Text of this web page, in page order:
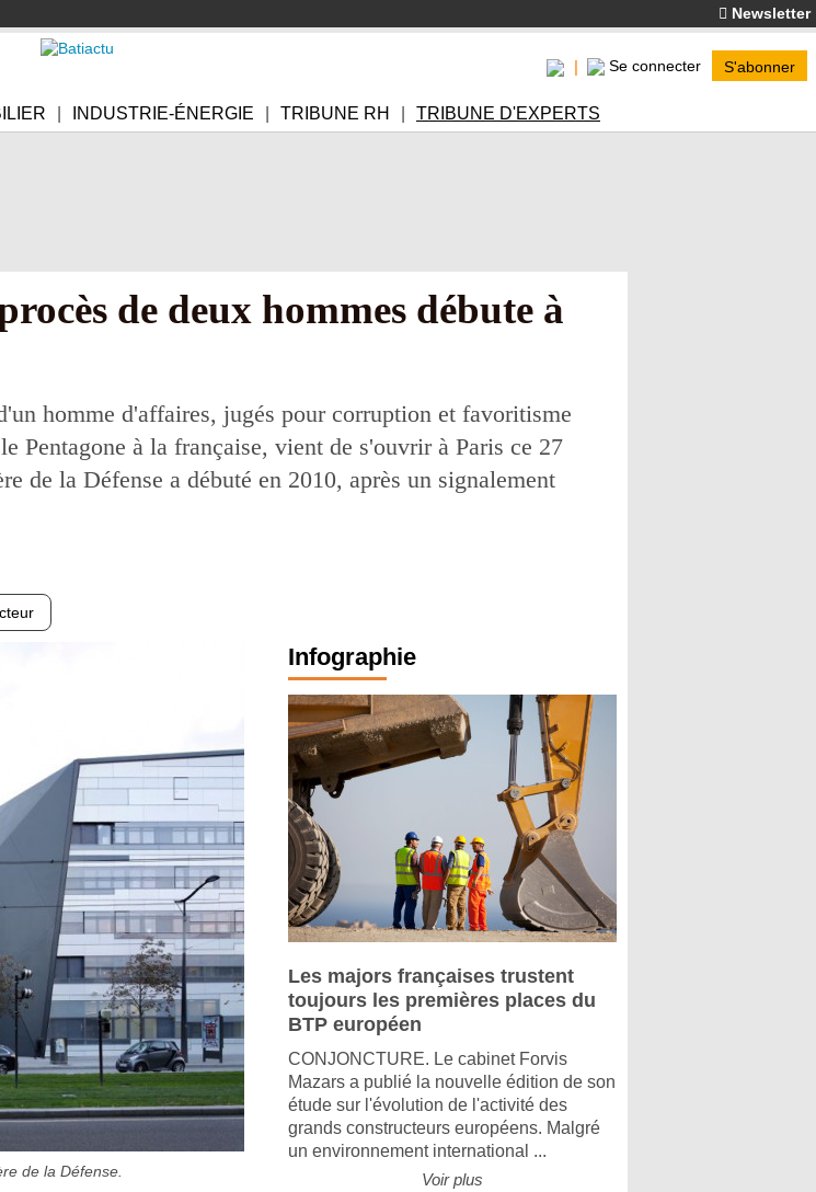
Newsletter
Se connecter S'abonner
INDUSTRIE-ÉNERGIE TRIBUNE RH TRIBUNE D'EXPERTS
de deux hommes débute à
homme d'affaires, jugés pour corruption et favoritisme
Pentagone à la française, vient de s'ouvrir à Paris ce 27
de la Défense a débuté en 2010, après un signalement
de la Défense.
Infographie
Les majors françaises trustent
toujours les premières places du
BTP européen
CONJONCTURE. Le cabinet Forvis
Mazars a publié la nouvelle édition de son
étude sur l'évolution de l'activité des
grands constructeurs européens. Malgré
un environnement international ...
Voir plus